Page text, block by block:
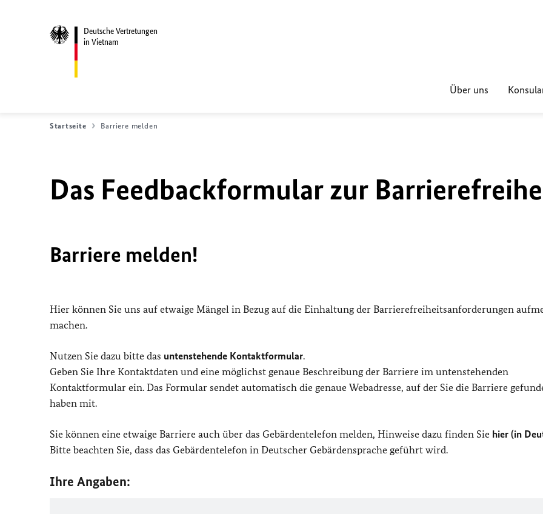
Deutsche Vertretungen
in Vietnam
Über uns
Startseite Barriere melden
Das Feedbackformular zur
Barriere melden!
Hier können Sie uns auf etwaige Mängel in Bezug auf die Einhaltung der Barrierefreiheitsanforderungen
machen.
Nutzen Sie dazu bitte das untenstehende Kontaktformular.
Geben Sie Ihre Kontaktdaten und eine möglichst genaue Beschreibung der Barriere im untenstehenden
Kontaktformular ein. Das Formular sendet automatisch die genaue Webadresse, auf der Sie die Barriere
haben mit.
Sie können eine etwaige Barriere auch über das Gebärdentelefon melden, Hinweise dazu finden Sie hier (in
Bitte beachten Sie, dass das Gebärdentelefon in Deutscher Gebärdensprache geführt wird.
Ihre Angaben: